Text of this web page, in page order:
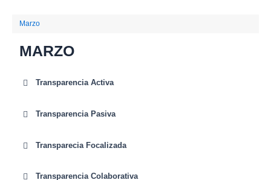
Marzo
MARZO
Transparencia Activa
Transparencia Pasiva
Transparecia Focalizada
Transparencia Colaborativa